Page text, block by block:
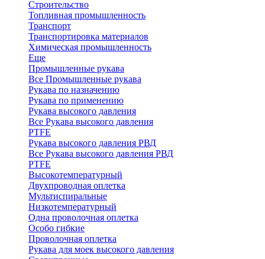
Строительство
Топливная промышленность
Транспорт
Транспортировка материалов
Химическая промышленность
Еще
Промышленные рукава
Все Промышленные рукава
Рукава по назначению
Рукава по применению
Рукава высокого давления
Все Рукава высокого давления
PTFE
Рукава высокого давления РВД
Все Рукава высокого давления РВД
PTFE
Высокотемпературный
Двухпроводная оплетка
Мультиспиральные
Низкотемпературный
Одна проволочная оплетка
Особо гибкие
Проволочная оплетка
Рукава для моек высокого давления